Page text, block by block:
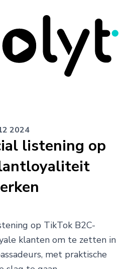
2024
listening op
op TikTok B2C-
klanten om te zetten in
met praktische